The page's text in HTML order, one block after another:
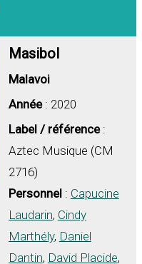
Masibol
Malavoi
Année: 2020
Label / référence:
Aztec Musique (CM
2716)
Personnel : Capucine
Laudarin, Cindy
Marthély, Daniel
Dantin, David Placide,